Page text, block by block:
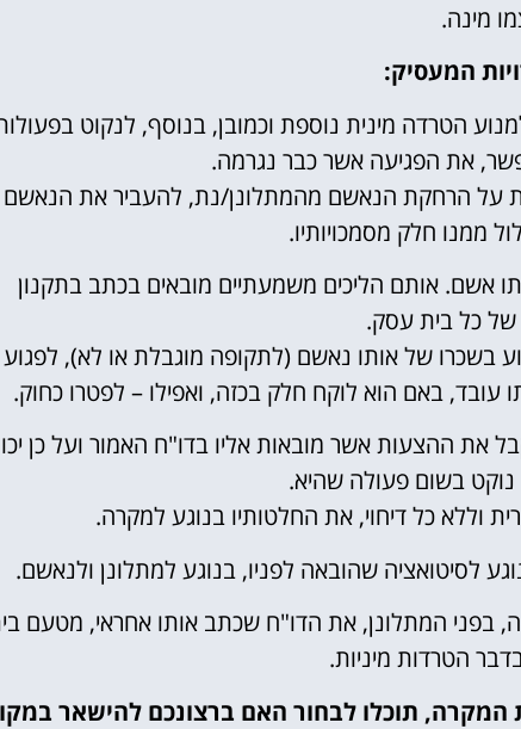
מינה.
המעסיק:
הטרדה מינית נוספת וכמובן, בנוסף, לנקוט
את הפגיעה אשר כבר נגרמה.
על הרחקת הנאשם מהמתלונן/נת, להעביר את הנאשם
ממנו חלק מסמכויותיו.
אשם. אותם הליכים משמעתיים מובאים בכתב בתקנון
כל בית עסק.
בשכרו של אותו נאשם (לתקופה מוגבלת או לא), לפגוע
עובד, באם הוא לוקח חלק בכזה, ואפילו – לפטרו כחוק.
את ההצעות אשר מובאות אליו בדו"ח האמור ועל כן
נוקט בשום פעולה שהיא.
וללא כל דיחוי, את החלטותיו בנוגע למקרה.
לסיטואציה שהובאה לפניו, בנוגע למתלונן ולנאשם.
בפני המתלונן, את הדו"ח שכתב אותו אחראי, מטעם
הטרדות מיניות.
תוכלו לבחור האם ברצונכם להישאר